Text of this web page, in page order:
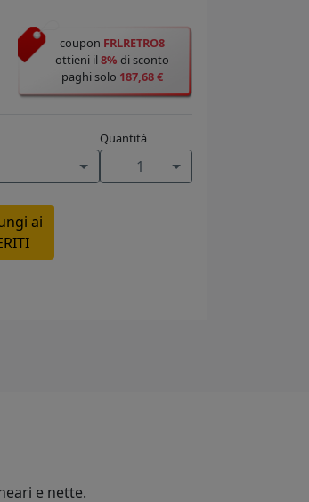
coupon FRLRETRO8
ottieni il8% di sconto
paghi solo 187,68 €
Quantità
1
ai
e nette.